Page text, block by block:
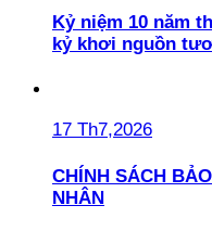
Kỷ niệm 10 năm
kỷ khơi nguồn
17 Th7,2026
CHÍNH SÁCH
NHÂN